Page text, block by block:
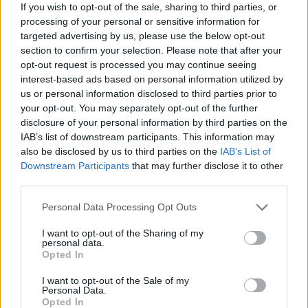
If you wish to opt-out of the sale, sharing to third parties, or
processing of your personal or sensitive information for
targeted advertising by us, please use the below opt-out
section to confirm your selection. Please note that after your
opt-out request is processed you may continue seeing
interest-based ads based on personal information utilized by
us or personal information disclosed to third parties prior to
your opt-out. You may separately opt-out of the further
disclosure of your personal information by third parties on the
IAB’s list of downstream participants. This information may
also be disclosed by us to third parties on the IAB’s List of
Downstream Participants that may further disclose it to other
Please note that this website/app uses one or more Google
not limited to your visit or usage behaviour. You may click to
grant or deny consent to Google and its third-party tags to
use your data for below specified purposes in below Google
consent section.
Personal Data Processing Opt Outs
I want to opt-out of the Sharing of my
personal data.
Opted In
I want to opt-out of the Sale of my
Personal Data.
Opted In
Eisenhower elnöksége idején kezdett a
szövetségi kormányról tudósítani a United
Press International lapjainak, majd 1961-ben,
John F. Kennedy idején lett kifejezetten fehér
házi tudósító. 2010-ben, Barack Obama
elnöksége idején vonult nyugdíjba, addig
saját helye volt a Fehér Ház sajtószobájában,
az első sorban.
"Helen egy igazi úttörő volt, aki ajtókat
nyitott ki és határokat döntött le női
újságírók generációi előtt" - írta
részvétnyilvánító közleményében Obama, aki
hogy megdolgoztassa az elnököket, őt magát
is beleértve. "Nem csak hosszú pályafutása
hanem az a mély meggyőződése, hogy a
demokrácia jobban működik, ha ha kemény